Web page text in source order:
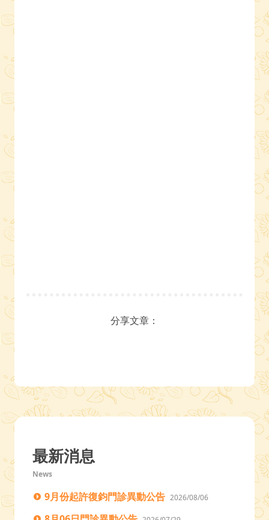
分享文章：
最新消息
News
9月份起許復鈞門診異動公告 2026/08/06